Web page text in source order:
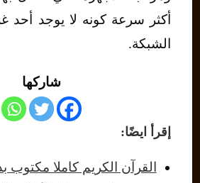
أكثر سرعة كونه لا يوجد
الشبكة.
شاركها
إقرأ ايضًا:
القرآن الكريم كاملا